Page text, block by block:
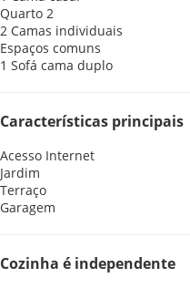
Quarto 2
2 Camas individuais
Espaços comuns
1 Sofá cama duplo
Características principais
Acesso Internet
Jardim
Terraço
Garagem
Cozinha é independente